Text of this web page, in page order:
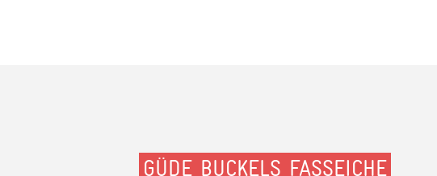
GÜDE BUCKELS FASSEICHE